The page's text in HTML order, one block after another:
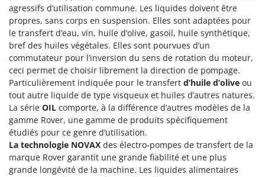
L
Lames à neige
Lames niveleuses pour tracteur
Lave-vitres
Lieuses électriques pour vignes
M
Machines à pâtes
Machines pour la transformation des fruits
Machines sous vide
Enotecnica Pillan
Eschenfelder
EuroMech
Eurosystems
F
FAC
Fama Industrie
Famag
Famur
FARMER
agressifs d’utilisation commune. Les liquides doivent être
propres, sans corps en suspension. Elles sont adaptées pour
le transfert d’eau, vin, huile d’olive, gasoil, huile synthétique,
bref des huiles végétales. Elles sont pourvues d’un
commutateur pour l’inversion du sens de rotation du moteur,
ceci permet de choisir librement la direction de pompage.
Particulièrement indiquée pour le transfert d’huile d’olive ou
tout autre liquide de type visqueux et huiles d’autres natures.
La série OIL comporte, à la différence d’autres modèles de la
gamme Rover, une gamme de produits spécifiquement
étudiés pour ce genre d’utilisation.
La technologie NOVAX des électro-pompes de transfert de la
marque Rover garantit une grande fiabilité et une plus
grande longévité de la machine. Les liquides alimentaires